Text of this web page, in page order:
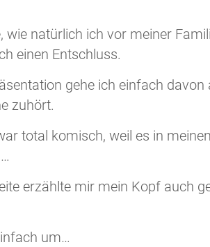
wie natürlich ich vor meiner
einen Entschluss.
gehe ich einfach
zuhört.
total komisch, weil es in
erzählte mir mein Kopf auch
um…